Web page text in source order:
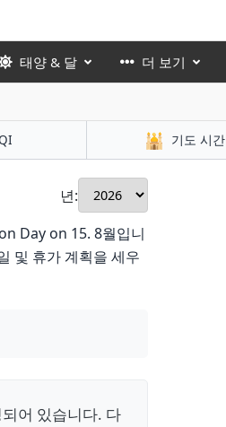
태양 & 달 더 보기
🕌 기도 시간
년:
Day on 15. 8월입니
및 휴가 계획을 세우
어 있습니다. 다